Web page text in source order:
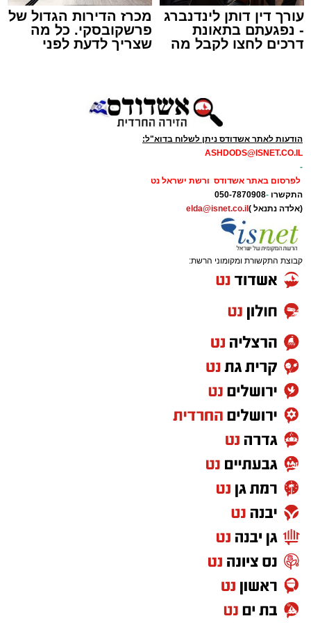
תאונת עבודה באשדוד
לאחר שנפלה מסולם במהלך עבודתה במחסן
באזור דרך הרכבת, מתחם ביג פאשן באשדוד.
כוחות ההצלה הוזעקו למקום בעקבות דיווח על
נפילה מגובה במהלך העבודה. עם הגעתם מצאו
את האישה בהכרה מלאה, כשהיא סובלת מחבלות
במספר אזורים בגופה לאחר שנפלה מגובה של
כ-2 עד 3 מטרים.
רפאל אוקנין, כונן הצלה דרום, סיפר: “כשהגעתי
למקום הבחנתי בעובדת כשהיא בהכרה מלאה
וסובלת מחבלות מרובות בגופה לאחר שנפלה
במהלך עבודתה. יחד עם צוותי מד”א הענקנו לה
טיפול רפואי ראשוני והיא פונתה בניידת טיפול
נמרץ לחדר הטראומה במרכז הרפואי אסותא
באשדוד כשהיא במצב בינוני ויציב.”
גם צוותי איחוד הצלה העניקו טיפול רפואי בזירה.
החובשים יעקב מזוז, אליעזר בן דוד ויוסי ברנשטיין
עורך דין דותן לינדנברג
- נפגעתם בתאונת
דרכים לחצו לקבל מה
מכרז הדירות הגדול של
פרשקובסקי. כל מה
שצריך לדעת לפני
הודעות לאתר אשדודס ניתן לשלוח בדוא"ל:
ASHDODS@ISNET.CO.IL
-
לפרסום באתר אשדודס ורשת ישראל נט
התקשרו -
050-7870908
(אלדה נתנאל ) elda@isnet.co.il
קבוצת התקשורת ומקומוני הרשת: